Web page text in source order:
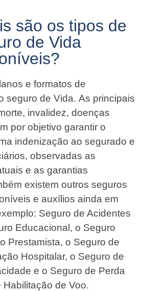
são os tipos de
de Vida
e formatos de
seguro de Vida. As principais
invalidez, doenças
por objetivo garantir o
indenização ao segurado e
observadas as
e as garantias
existem outros seguros
e auxílios ainda em
Seguro de Acidentes
Educacional, o Seguro
Prestamista, o Seguro de
Hospitalar, o Seguro de
e o Seguro de Perda
de Voo.